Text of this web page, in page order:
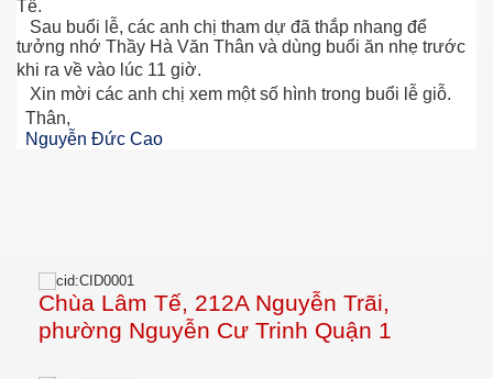
Tế.
Sau buổi lễ, các anh chị tham dự đã thắp nhang để
tưởng nhớ Thầy Hà Văn Thân và dùng buổi ăn nhẹ trước
khi ra về vào lúc 11 giờ.
Xin mời các anh chị xem một số hình trong buổi lễ giỗ.
Thân,
Nguyễn Đức Cao
Chùa Lâm Tế, 212A Nguyễn Trãi,
phường Nguyễn Cư Trinh Quận 1
Duy Xuân
3-5-2015